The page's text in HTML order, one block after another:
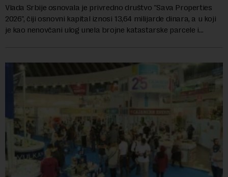
Vlada Srbije osnovala je privredno društvo "Sava Properties
2026", čiji osnovni kapital iznosi 13,64 milijarde dinara, a u koji
je kao nenovčani ulog unela brojne katastarske parcele i